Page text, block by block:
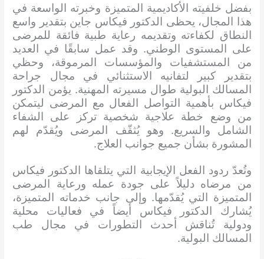
بفضل خلفيته الأكاديمية المتميزة وخبرته الواسعة في
هذا المجال، يحظى الدكتور فيكاس جاين بتقدير واسع
النطاق لكفاءته وتقديمه رعاية طبية فائقة للمرضى
على المستوى الوطني. وقد عمل سابقًا في العديد
من المستشفيات والمؤسسات المرموقة، وحظي
بتقدير كبير لتفانيه الاستثنائي في مجال جراحة
المسالك البولية طوال مسيرته المهنية. يؤمن الدكتور
فيكاس بأهمية التواصل الفعال مع المرضى ليتمكن
من وضع خطة علاجية شخصية تركز على الشفاء
الشامل والسريع. وهو يُثقّف المرضى ويُقدّم لهم
المشورة بشأن جميع جوانب العلاج.
وتُعدّ ردود الفعل الإيجابية التي يتلقاها الدكتور فيكاس
من مرضاه دليلاً على جودة عمله ورعاية المرضى
المتميزة التي يُقدّمها. وإلى جانب خدماته المتميزة،
يُشارك الدكتور فيكاس أيضاً في فعاليات محلية
ودولية تُناقش أحدث التطورات في مجال طب
المسالك البولية.